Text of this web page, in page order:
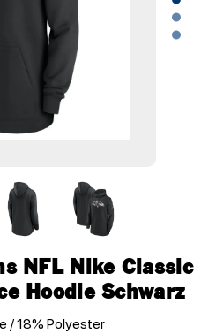
NFL Nike Classic
Hoodie Schwarz
/ 18% Polyester